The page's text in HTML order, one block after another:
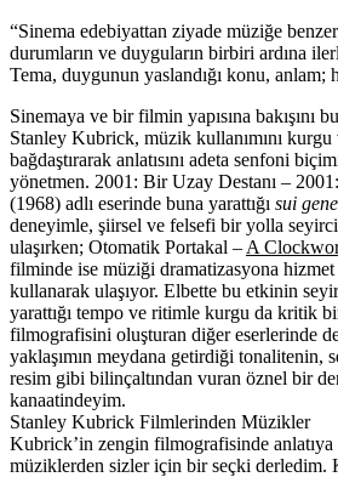
“Sinema edebiyattan ziyade müziğe
durumların ve duyguların birbiri ardına
Tema, duygunun yaslandığı konu, anlam;
Sinemaya ve bir filmin yapısına bakışını
Stanley Kubrick, müzik kullanımını kurgu
bağdaştırarak anlatısını adeta senfoni
yönetmen. 2001: Bir Uzay Destanı –
(1968) adlı eserinde buna yarattığı sui
deneyimle, şiirsel ve felsefi bir yolla
ulaşırken; Otomatik Portakal – A
filminde ise müziği dramatizasyona
kullanarak ulaşıyor. Elbette bu etkinin
yarattığı tempo ve ritimle kurgu da kritik
filmografisini oluşturan diğer eserlerinde
yaklaşımın meydana getirdiği tonalitenin,
resim gibi bilinçaltından vuran öznel bir
kanaatindeyim.
Stanley Kubrick Filmlerinden Müzikler
Kubrick’in zengin filmografisinde anlatıya
müziklerden sizler için bir seçki derledim.